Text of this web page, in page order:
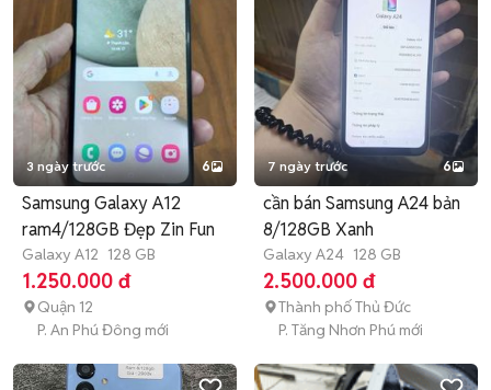
3 ngày trước 6
Samsung Galaxy A12
ram4/128GB Đẹp Zin Fun
Galaxy A12 128 GB
1.250.000 đ
Quận 12
P. An Phú Đông mới
7 ngày trước 6
cần bán Samsung A24 bản
8/128GB Xanh
Galaxy A24 128 GB
2.500.000 đ
Thành phố Thủ Đức
P. Tăng Nhơn Phú mới